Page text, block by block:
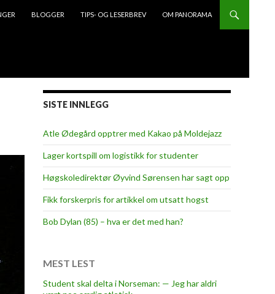
BLOGGER TIPS- OG LESERBREV OM PANORAMA
SISTE INNLEGG
Atle Ødegård opptrer med Kakao på Moldejazz
Lager kortspill om logistikk for studenter
Høgskoledirektør Øyvind Sørensen har sagt opp
Fikk forskerpris for artikkel om utsatt hogst
Bob Dylan (85) – hva er det med han?
MEST LEST
Student skal delta i Norseman: — Jeg har aldri